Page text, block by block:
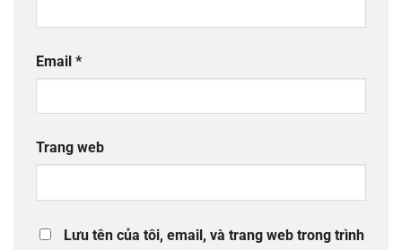
Email *
Trang web
Lưu tên của tôi, email, và trang web trong trình